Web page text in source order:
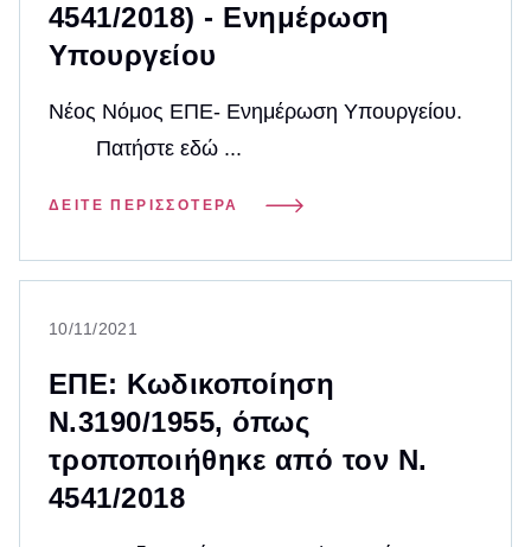
4541/2018) - Ενημέρωση
Υπουργείου
Νέος Νόμος ΕΠΕ- Ενημέρωση Υπουργείου.
Πατήστε εδώ ...
ΔΕΊΤΕ ΠΕΡΙΣΣΌΤΕΡΑ
10/11/2021
ΕΠΕ: Κωδικοποίηση
Ν.3190/1955, όπως
τροποποιήθηκε από τον Ν.
4541/2018